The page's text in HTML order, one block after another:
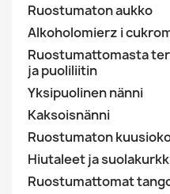
Ruostumaton aukko
Alkoholomierz i
Ruostumattomasta
ja puoliliitin
Yksipuolinen nänni
Kaksoisnänni
Ruostumaton
Hiutaleet ja
Ruostumattomat